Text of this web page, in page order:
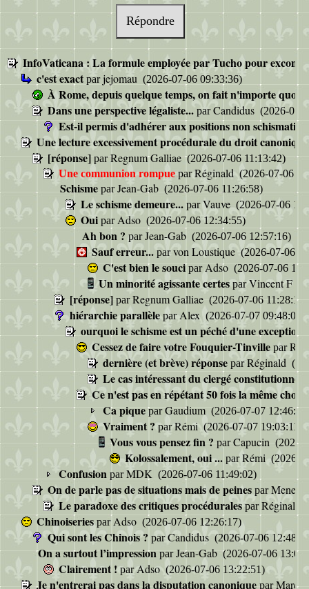
Répondre
InfoVaticana : La formule employée par Tucho pour
c'est exact parjejomau (2026-07-06 09:33:36)
À Rome, depuis quelque temps, on fait n'importe quoi...
Dans une perspective légaliste... parCandidus (2026-07-
Est-il permis d'adhérer aux positions non
Une lecture excessivement procédurale du droit canonique
[réponse] parRegnum Galliae(2026-07-06 11:13:42)
Une communion rompue parRéginald (2026-07-06
Schisme parJean-Gab (2026-07-06 11:26:58)
Le schisme demeure... parVauve (2026-07-06
Oui par Adso (2026-07-06 12:34:55)
Ah bon ? parJean-Gab (2026-07-06 12:57:16)
Sauf erreur... parvon Loustique (2026-07-06
C'est bien le soucipar Adso (2026-07-06
Un minorité agissante certes parVincent F
[réponse] parRegnum Galliae (2026-07-06 11:28:19)
hiérarchie parallèle par Alex (2026-07-07 09:48:07)
ourquoi le schisme est un péché d'une
Cessez de faire votre Fouquier-Tinville par
dernière (et brève) réponse parRéginald
Le cas intéressant du clergé constitutionnel
Ce n'est pas en répétant 50 fois la même
Ca piqueparGaudium (2026-07-07
Vraiment ? parRémi (2026-07-07 19:03:11)
Vous vous pensez fin ? parCapucin (2026-
Kolossalement, oui ... parRémi(2026-
Confusion parMDK (2026-07-06 11:49:02)
On de parle pas de situations mais de peines parMeneau
Le paradoxe des critiques procédurales parRéginald
Chinoiseriespar Adso (2026-07-06 12:26:17)
Qui sont les Chinois ? parCandidus (2026-07-06
On a surtout l’impression parJean-Gab (2026-07-06
Clairement ! par Adso (2026-07-06 13:22:51)
Je n'entrerai pas dans la disputation canonique parMarco